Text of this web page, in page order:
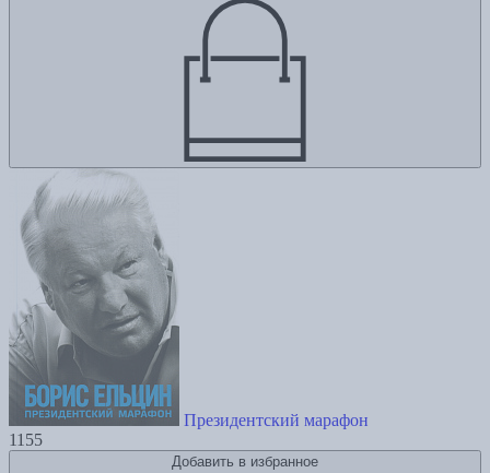
Президентский марафон
1155
Добавить в избранное